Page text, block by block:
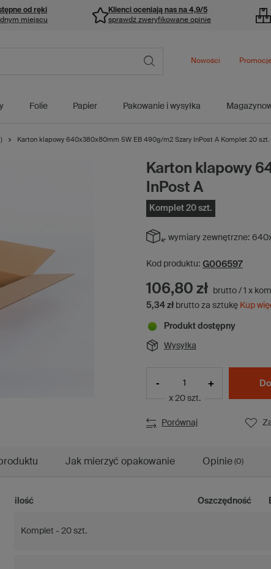
od ręki
miejscu
Klienci oceniają nas na 4,9/5
sprawdź zweryfikowane opinie
Folie Papier Pakowanie i wysyłka
Nowości
Karton klapowy 640x380x80mm 5W EB 490g/m2 Szary InPost A Komplet 20 szt.
Karton klapowy
InPost A
Komplet 20 szt.
wymiary zewnętrzne:
Kod produktu: G006597
106,80 zł brutto / 1 x
5,34 zł brutto za sztukę Kup
Produkt dostępny
Wysyłka
- +
x 20 szt.
Porównaj
Jak mierzyć opakowanie Opinie (0)
ilość Oszczędność
Komplet - 20 szt.